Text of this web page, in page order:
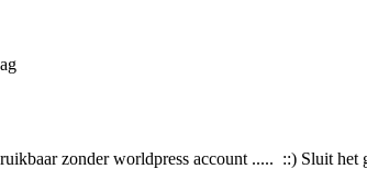
zonder worldpress account ..... ::) Sluit het